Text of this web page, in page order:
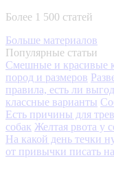
Более 1 500 статей
Больше материалов
Популярные статьи
Смешные и красивые
пород и размеров
правила, есть ли
классные варианты
Есть причины для
собак Желтая рвота у
На какой день течки
от привычки писать